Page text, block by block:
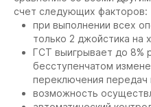
счет следующих факторов:
при выполнении всех
только 2 джойстика на
ГСТ выигрывает до 8%
бесступенчатом
переключения передач
возможность